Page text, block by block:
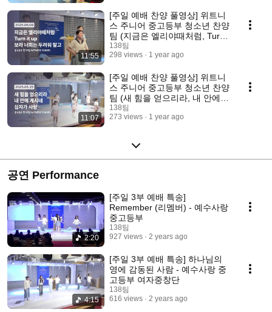
11:55
[주일 예배 찬양 풀영상] 위트니
스 주니어 중고등부 청소년 찬양
팀 (지금은 엘리야때처럼, Turn
it up, 보라 너희는 두려워 말고)
138팀
298 views
1 year ago
11:07
[주일 예배 찬양 풀영상] 위트니
스 주니어 중고등부 청소년 찬양
팀 (새 힘을 얻으리라, 내 안에
계시네, 십자가 사랑)
138팀
273 views
1 year ago
공연 Performance
2:20
[주일 3부 예배 특송]
Remember (리멤버) - 예수사랑
중고등부
138팀
927 views
2 years ago
4:15
[주일 3부 예배 특송] 하나님의
영에 감동된 사람 - 예수사랑 중
고등부 여자중창단
138팀
616 views
2 years ago